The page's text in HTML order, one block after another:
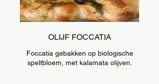
OLIJF FOCCATIA
Foccatia gebakken op biologische